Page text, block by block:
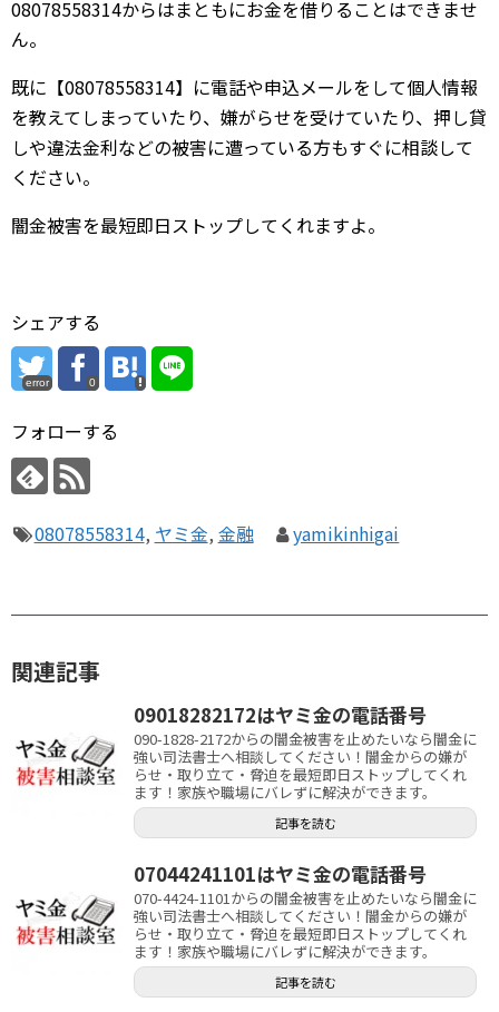
08078558314からはまともにお金を借りることはできませ
ん。
既に【08078558314】に電話や申込メールをして個人情報
を教えてしまっていたり、嫌がらせを受けていたり、押し貸
しや違法金利などの被害に遭っている方もすぐに相談して
ください。
闇金被害を最短即日ストップしてくれますよ。
シェアする
error 0
フォローする
08078558314, ヤミ金, 金融 yamikinhigai
関連記事
09018282172はヤミ金の電話番号
090-1828-2172からの闇金被害を止めたいなら闇金に
強い司法書士へ相談してください！闇金からの嫌が
らせ・取り立て・脅迫を最短即日ストップしてくれ
ます！家族や職場にバレずに解決ができます。
記事を読む
07044241101はヤミ金の電話番号
070-4424-1101からの闇金被害を止めたいなら闇金に
強い司法書士へ相談してください！闇金からの嫌が
らせ・取り立て・脅迫を最短即日ストップしてくれ
ます！家族や職場にバレずに解決ができます。
記事を読む